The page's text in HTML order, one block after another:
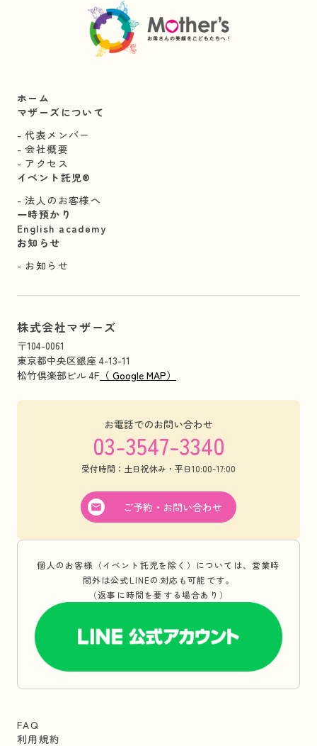
ホーム
マザーズについて
代表メンバー
会社概要
アクセス
イベント託児®︎
法人のお客様へ
一時預かり
English academy
お知らせ
お知らせ
株式会社マザーズ
〒104-0061
東京都中央区銀座 4-13-11
松竹倶楽部ビル 4F （ Google MAP）
お電話でのお問い合わせ
03-3547-3340
受付時間：土日祝休み・平日10:00-17:00
ご予約・お問い合わせ
個人のお客様（イベント託児を除く）については、営業時
間外は公式LINEの対応も可能です。
（返事に時間を要する場合あり）
FAQ
利用規約